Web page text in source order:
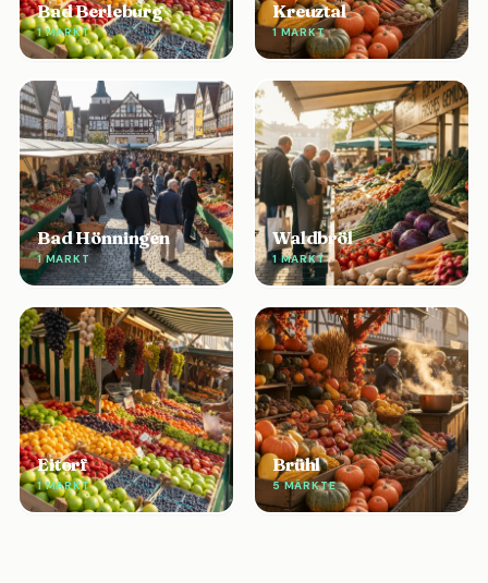
Bad Berleburg
1 MARKT
Kreuztal
1 MARKT
Bad Hönningen
1 MARKT
Waldbröl
1 MARKT
Eitorf
1 MARKT
Brühl
5 MÄRKTE